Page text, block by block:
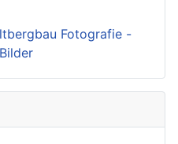
Fotografie -